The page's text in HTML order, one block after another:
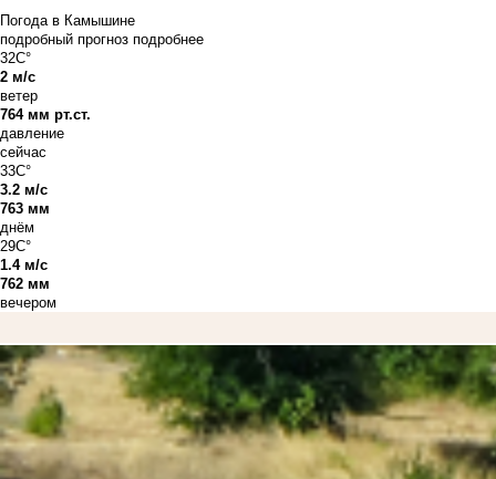
Погода в Камышине
подробный прогноз подробнее
32C°
2 м/с
ветер
764 мм рт.ст.
давление
сейчас
33C°
3.2 м/с
763 мм
днём
29C°
1.4 м/с
762 мм
вечером